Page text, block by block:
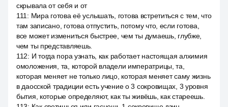
скрывала от себя и от
111 : Мира готова её услышать, готова встретиться с тем, что
там записано, готова отпустить, потому что, если готова,
все может измениться быстрее, чем ты думаешь, глубже,
чем ты представляешь.
112: И тогда пора узнать, как работает настоящая алхимия
омоложения, та, которой владели императрицы, та,
которая меняет не только лицо, которая меняет саму жизнь
в даосской традиции есть учение о 3 сокровищах, 3 уровня
бытия, которые определяют, как ты живёшь, как стареешь.